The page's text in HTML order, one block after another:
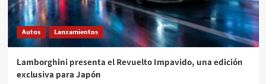
Autos Lanzamientos
Lamborghini presenta el Revuelto Impavido, una edición
exclusiva para Japón